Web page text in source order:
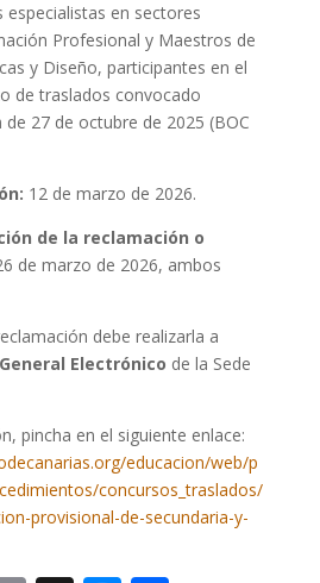
en sectores
Profesional y Maestros de
y Diseño, participantes en el
de traslados convocado
27 de octubre de 2025 (BOC
12 de marzo de 2026.
de la reclamación o
de marzo de 2026, ambos
debe realizarla a
Electrónico de la Sede
pincha en el siguiente enlace:
educacion/web/p
concursos_traslados/
provisional-de-secundaria-y-